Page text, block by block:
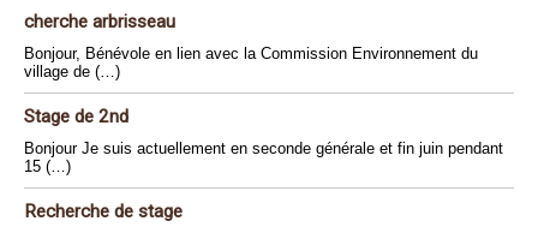
cherche arbrisseau
Bonjour, Bénévole en lien avec la Commission Environnement du
village de (…)
Stage de 2nd
Bonjour Je suis actuellement en seconde générale et fin juin pendant
15 (…)
Recherche de stage